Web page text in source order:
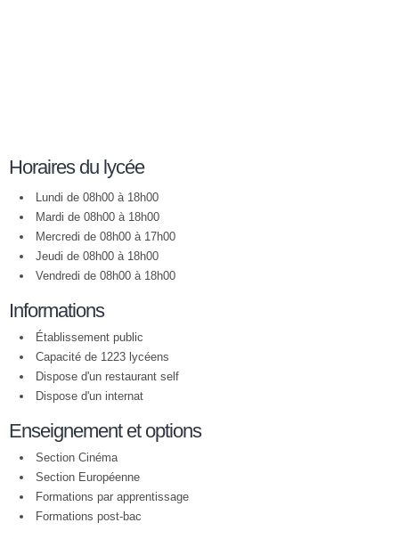
Horaires du lycée
Lundi de 08h00 à 18h00
Mardi de 08h00 à 18h00
Mercredi de 08h00 à 17h00
Jeudi de 08h00 à 18h00
Vendredi de 08h00 à 18h00
Informations
Établissement public
Capacité de 1223 lycéens
Dispose d'un restaurant self
Dispose d'un internat
Enseignement et options
Section Cinéma
Section Européenne
Formations par apprentissage
Formations post-bac